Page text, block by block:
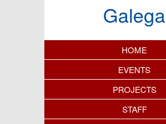
Galega
Content Index
HOME
EVENTS
PROJECTS
STAFF